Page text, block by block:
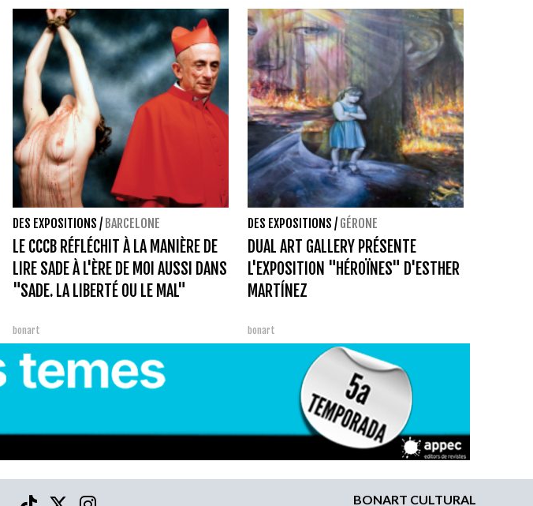
DES EXPOSITIONS / BARCELONE
LE CCCB RÉFLÉCHIT À LA MANIÈRE DE
LIRE SADE À L'ÈRE DE MOI AUSSI DANS
"SADE. LA LIBERTÉ OU LE MAL"
bonart
DES EXPOSITIONS / GÉRONE
DUAL ART GALLERY PRÉSENTE
L'EXPOSITION "HÉROÏNES" D'ESTHER
MARTÍNEZ
bonart
BONART CULTURAL